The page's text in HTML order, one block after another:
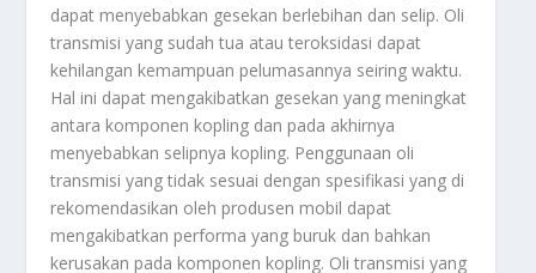
dapat menyebabkan gesekan berlebihan dan selip. Oli
transmisi yang sudah tua atau teroksidasi dapat
kehilangan kemampuan pelumasannya seiring waktu.
Hal ini dapat mengakibatkan gesekan yang meningkat
antara komponen kopling dan pada akhirnya
menyebabkan selipnya kopling. Penggunaan oli
transmisi yang tidak sesuai dengan spesifikasi yang di
rekomendasikan oleh produsen mobil dapat
mengakibatkan performa yang buruk dan bahkan
kerusakan pada komponen kopling. Oli transmisi yang